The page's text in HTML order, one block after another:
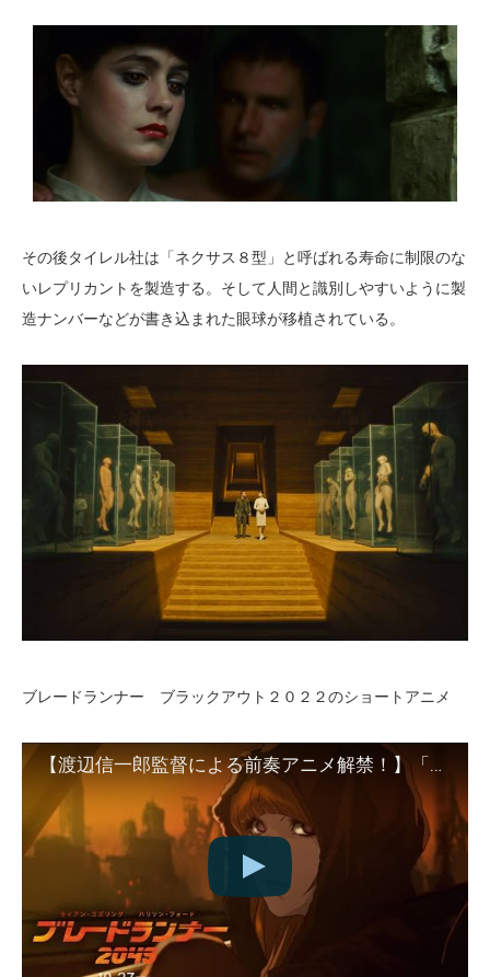
その後タイレル社は「ネクサス８型」と呼ばれる寿命に制限のな
いレプリカントを製造する。そして人間と識別しやすいように製
造ナンバーなどが書き込まれた眼球が移植されている。
ブレードランナー ブラックアウト２０２２のショートアニメ
【渡辺信一郎監督による前奏アニメ解禁！】「ブレードランナー ブラックアウト 2022」